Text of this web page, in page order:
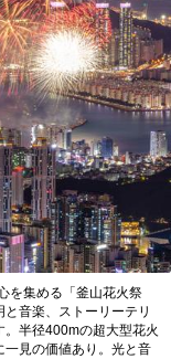
を集める「釜山花火祭
音楽、ストーリーテリ
半径400mの超大型花火
見の価値あり。光と音